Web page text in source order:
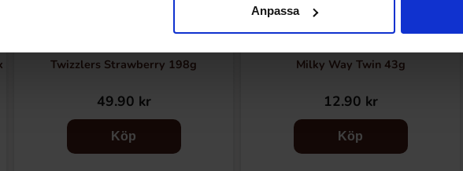
Anpassa
Twizzlers Strawberry 198g
49.90 kr
Köp
Milky Way Twin 43g
12.90 kr
Köp